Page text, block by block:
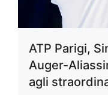
ATP Parigi,
Auger-
agli